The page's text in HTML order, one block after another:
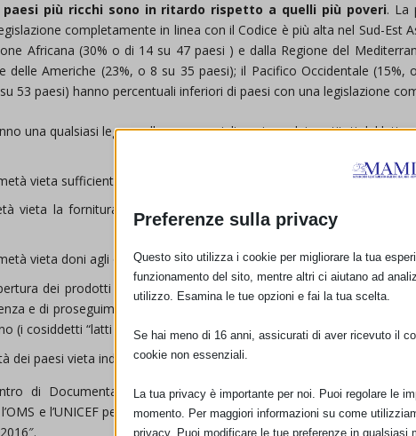
paesi più ricchi sono in ritardo rispetto a quelli più poveri. La
completamente in linea con il Codice è più alta nel Sud-Est
Africana (30% o di 14 su 47 paesi ) e dalla Regione del
delle Americhe (23%, o 8 su 35 paesi); il Pacifico Occidentale (15%,
53 paesi) hanno percentuali inferiori di paesi con una legislazione
una qualsiasi legge sulla commercializzazione dei sostituti del latte
vieta sufficientemente la pubblicità e la promozione dei sostituti
vieta la fornitura alle strutture sanitarie di scorte gratuite o a
vieta doni agli operatori sanitari o ai loro familiari.
dei prodotti ai quali si applica la normativa rimane limitato. In
e di proseguimento, ma solo un terzo coprono esplicitamente
(i cosiddetti “latti di crescita”).
dei paesi vieta indicazioni nutrizionali e sulla salute fornite sui prodotti
di Documentazione sul Codice Internazionale (ICDC) ha
e l’UNICEF per preparare questo Rapporto. I risultati sono in
Preferenze sulla privacy
Questo sito utilizza i cookie per migliorare la tua
funzionamento del sito, mentre altri ci aiutano ad
utilizzo. Esamina le tue opzioni e fai la tua scelta.
Se hai meno di 16 anni, assicurati di aver ricevuto il
cookie non essenziali.
La tua privacy è importante per noi. Puoi regolare le
momento. Per maggiori informazioni su come
privacy. Puoi modificare le tue preferenze in qualsiasi